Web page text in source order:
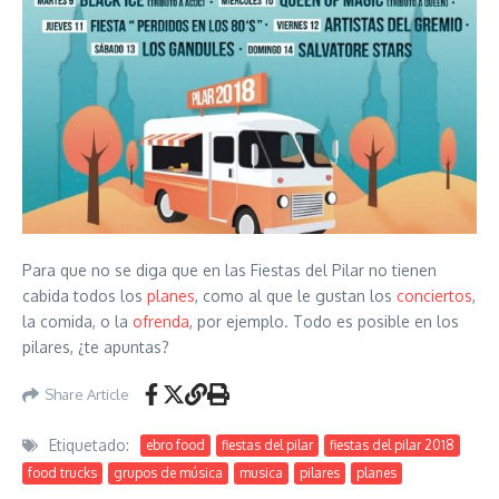
Para que no se diga que en las Fiestas del Pilar no tienen
cabida todos los planes, como al que le gustan los conciertos,
la comida, o la ofrenda, por ejemplo. Todo es posible en los
pilares, ¿te apuntas?
Share Article
Etiquetado: ebro food fiestas del pilar
fiestas del pilar 2018
food trucks
grupos de música musica pilares planes